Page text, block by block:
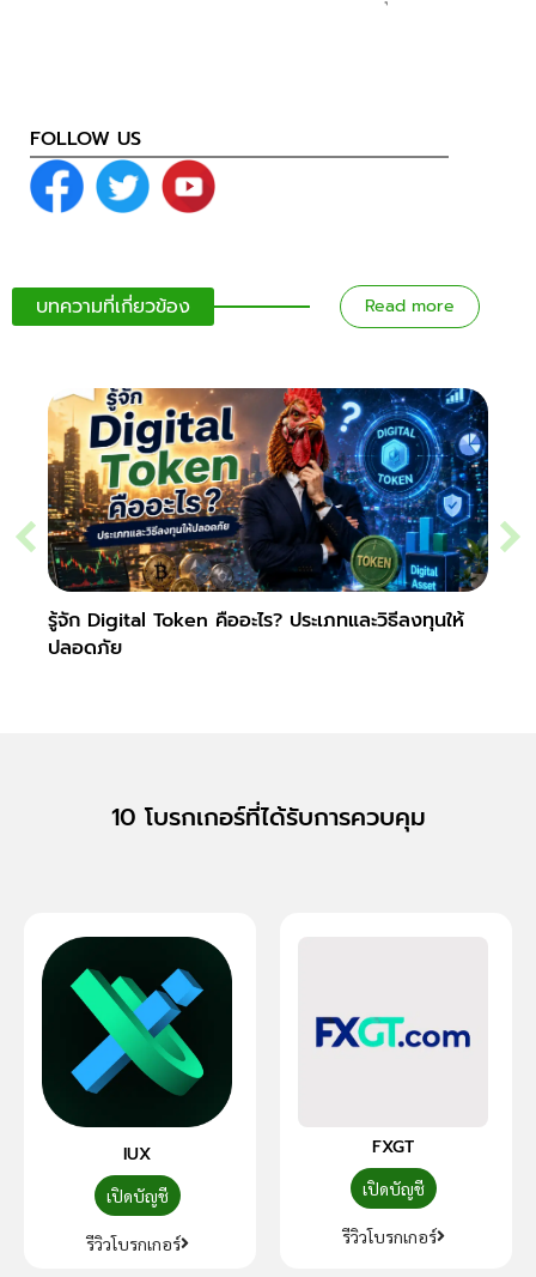
FOLLOW US
บทความที่เกี่ยวข้อง Read more
รู้จัก Digital Token คืออะไร? ประเภทและวิธีลงทุนให้
ปลอดภัย
10 โบรกเกอร์ที่ได้รับการควบคุม
IUX
เปิดบัญชี
รีวิวโบรกเกอร์
FXGT
เปิดบัญชี
รีวิวโบรกเกอร์